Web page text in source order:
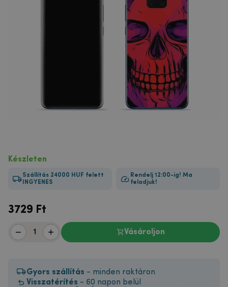
Készleten
Szállítás 24000 HUF felett
INGYENES
Rendelj 12:00-ig! Ma
feladjuk!
3729 Ft
Vásároljon
Gyors szállítás - minden raktáron
Visszatérítés - 60 napon belül